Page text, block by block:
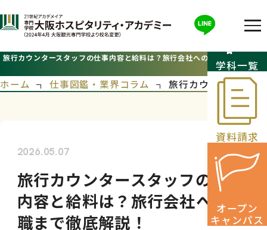
学科一覧
資料請求
オープン
キャンパス
旅行カウンタースタッフの仕事内容と給料は？旅行会社への就職まで徹底解
説！
ホーム 仕事図鑑・業界コラム 旅行カウンタースタ
2026.05.07
旅行カウンタースタッフの仕事
内容と給料は？旅行会社への就
職まで徹底解説！